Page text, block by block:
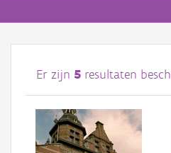
Afbeeldingen
#BeeldIndeKijker
Hergebruik
Er zijn 5 resultaten